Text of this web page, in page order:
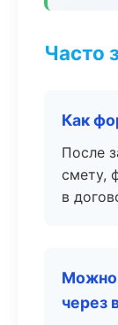
Часто
Как
После
смету,
в
Можно
через